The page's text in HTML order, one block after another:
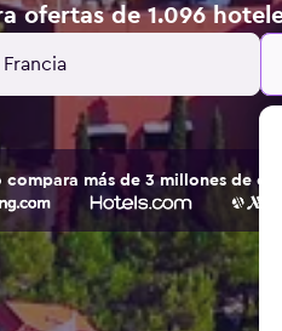
ofertas de 1.096
compara más de 3 millones de